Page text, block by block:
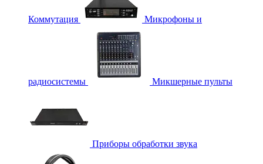
Коммутация Микрофоны и
радиосистемы Микшерные пульты
Приборы обработки звука